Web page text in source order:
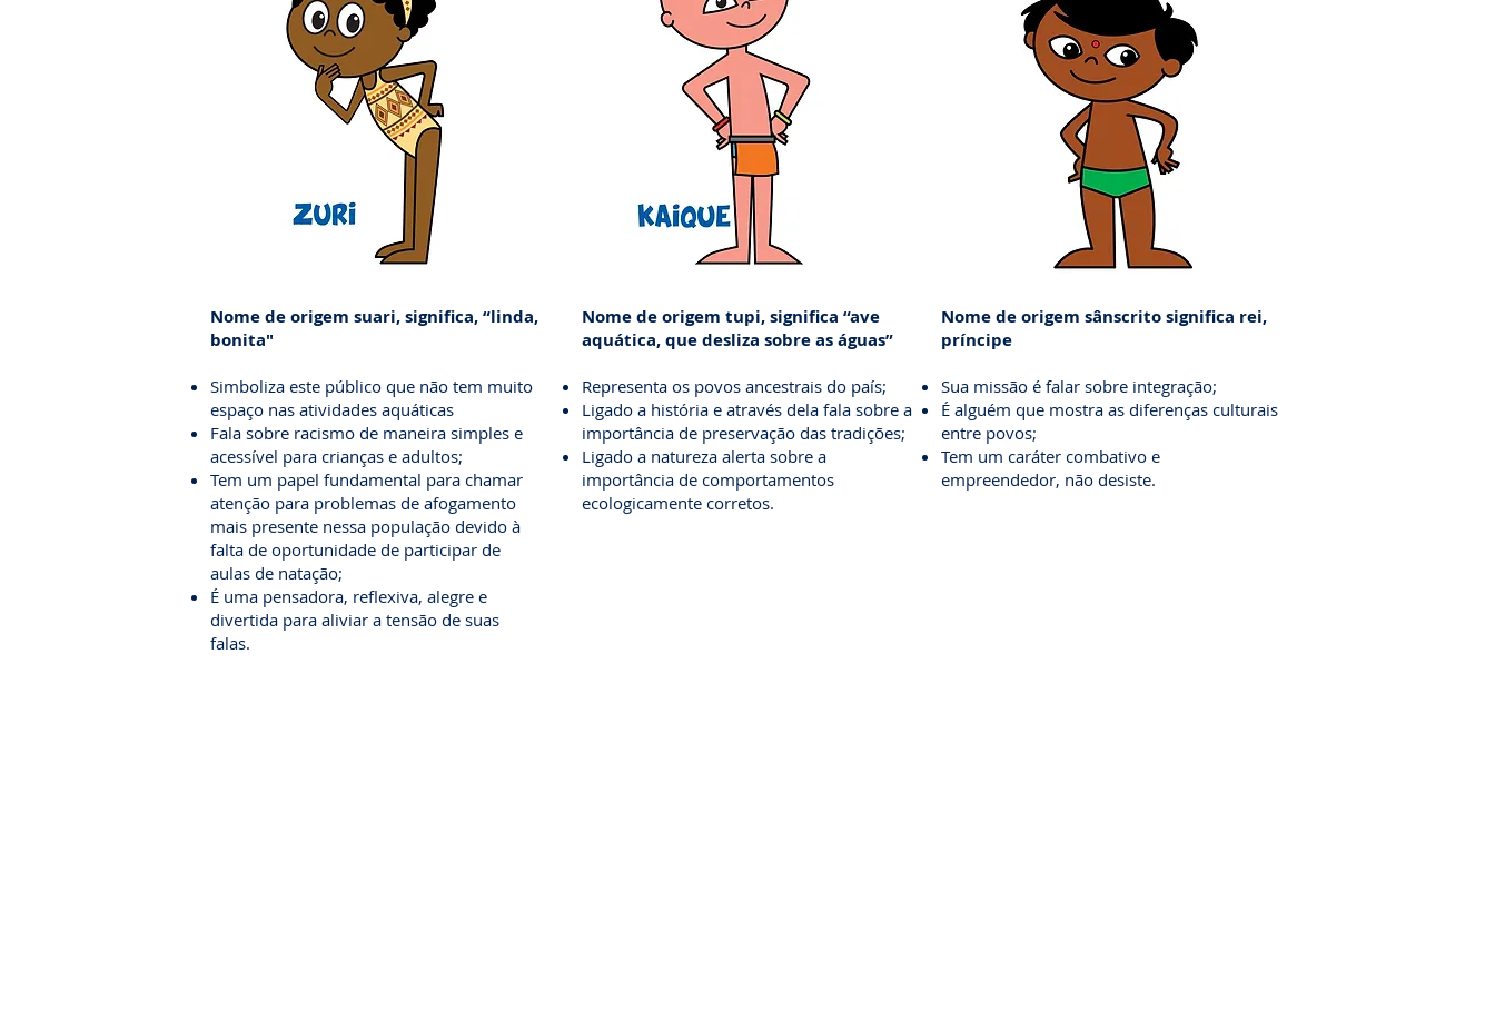
Nome de origem suari, significa, “linda,
bonita"
Simboliza este público que não tem muito
espaço nas atividades aquáticas
Fala sobre racismo de maneira simples e
acessível para crianças e adultos;
Tem um papel fundamental para chamar
atenção para problemas de afogamento
mais presente nessa população devido à
falta de oportunidade de participar de
aulas de natação;
É uma pensadora, reflexiva, alegre e
divertida para aliviar a tensão de suas
falas.
Nome de origem tupi, significa “ave
aquática, que desliza sobre as águas”
Representa os povos ancestrais do país;
Ligado a história e através dela fala sobre a
importância de preservação das tradições;
Ligado a natureza alerta sobre a
importância de comportamentos
ecologicamente corretos.
Nome de origem sânscrito significa rei,
príncipe
Sua missão é falar sobre integração;
É alguém que mostra as diferenças culturais
entre povos;
Tem um caráter combativo e
empreendedor, não desiste.